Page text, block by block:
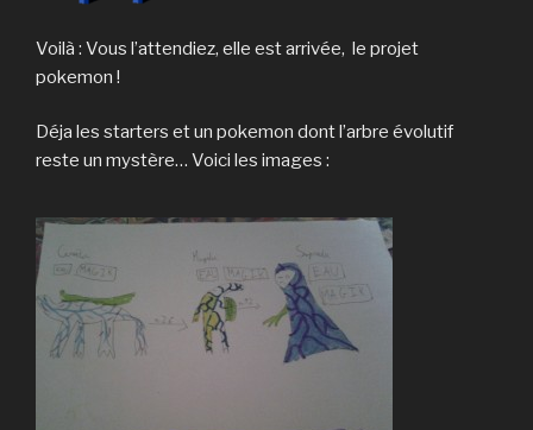
Voilà : Vous l’attendiez, elle est arrivée, le projet
pokemon !
Déja les starters et un pokemon dont l’arbre évolutif
reste un mystère… Voici les images :